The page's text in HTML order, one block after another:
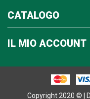
CATALOGO
IL MIO ACCOUNT
Copyright 2020 © |